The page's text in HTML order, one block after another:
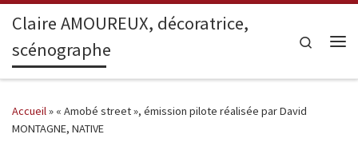
Passer au contenu
Claire AMOUREUX, décoratrice,
scénographe
Search
Accueil» « Amobé street », émission pilote réalisée par David
MONTAGNE, NATIVE